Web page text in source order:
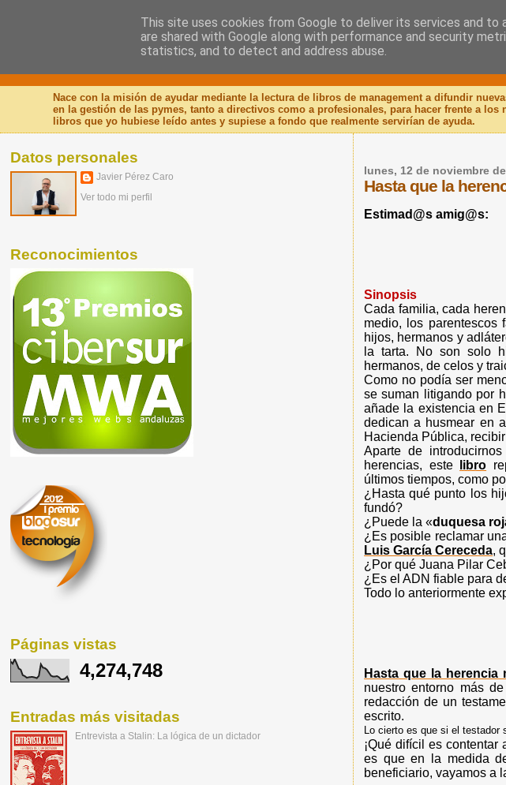
Nuevo Viernes - Nuevo Libro
Nace con la misión de ayudar mediante la lectura de libros de management a difundir
en la gestión de las pymes, tanto a directivos como a profesionales, para hacer frente a
libros que yo hubiese leído antes y supiese a fondo que realmente servirían de ayuda.
lunes, 12 de noviembre
Hasta que la
Estimad@s amig@s:
Sinopsis
Cada familia, cada
medio, los parentescos
hijos, hermanos y
la tarta. No son solo
hermanos, de celos y
Como no podía ser
se suman litigando por
añade la existencia en
dedican a husmear en
Hacienda Pública,
Aparte de
herencias, este
libro
últimos tiempos, como
¿Hasta qué punto los
fundó?
¿Puede la «duquesa
¿Es posible reclamar
Luis García Cereceda,
¿Por qué Juana Pilar
¿Es el ADN fiable para
Todo lo anteriormente
Hasta que la herencia
nuestro entorno más
redacción de un
escrito.
Lo cierto es que si el testador
¡Qué difícil es
es que en la medida
beneficiario, vayamos a
Datos personales
Javier Pérez Caro
Ver todo mi perfil
Reconocimientos
Páginas vistas
4,274,748
Entradas más visitadas
Entrevista a Stalin: La lógica de un dictador
This site uses cookies from Google to deliver its services and to
are shared with Google along with performance and security
statistics, and to detect and address abuse.